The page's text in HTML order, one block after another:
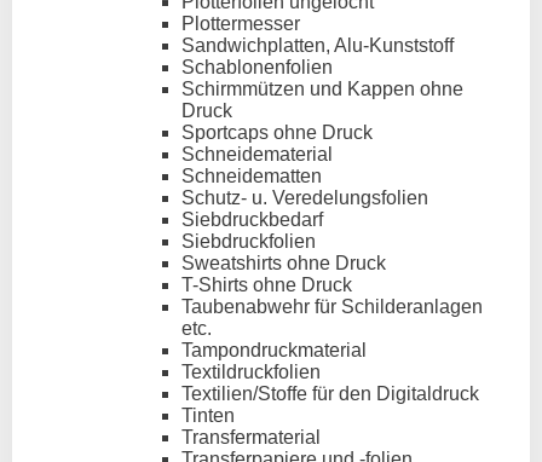
Plottermesser
Sandwichplatten, Alu-Kunststoff
Schablonenfolien
Schirmmützen und Kappen ohne
Druck
Sportcaps ohne Druck
Schneidematerial
Schneidematten
Schutz- u. Veredelungsfolien
Siebdruckbedarf
Siebdruckfolien
Sweatshirts ohne Druck
T-Shirts ohne Druck
Taubenabwehr für Schilderanlagen
etc.
Tampondruckmaterial
Textildruckfolien
Textilien/Stoffe für den Digitaldruck
Tinten
Transfermaterial